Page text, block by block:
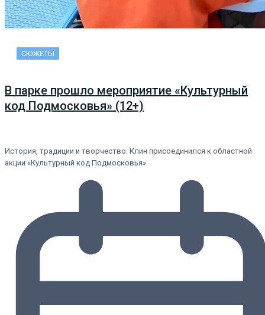
СЮЖЕТЫ
В парке прошло мероприятие «Культурный
код Подмосковья» (12+)
История, традиции и творчество. Клин присоединился к областной
акции «Культурный код Подмосковья»